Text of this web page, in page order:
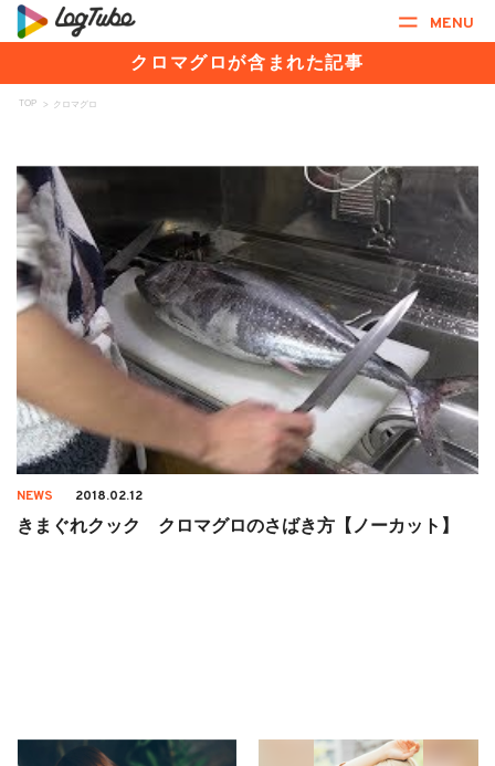
MENU
クロマグロが含まれた記事
TOP > クロマグロ
NEWS 2018.02.12
きまぐれクック クロマグロのさばき方【ノーカット】